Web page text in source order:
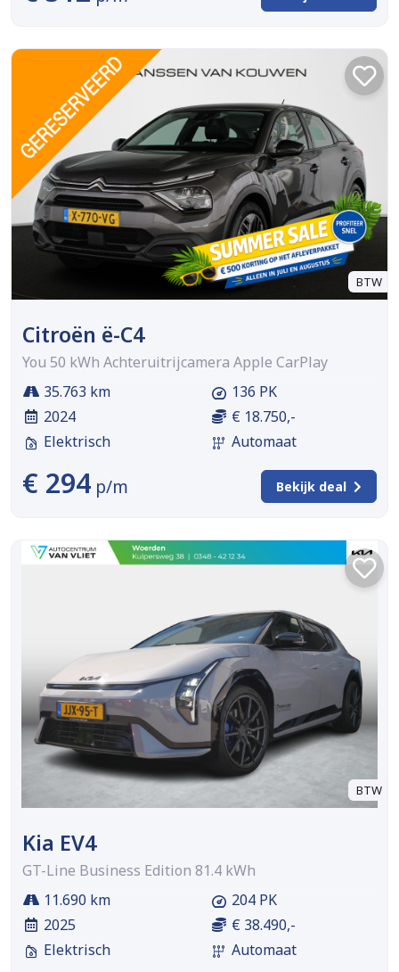
BTW
Citroën ë-C4
You 50 kWh Achteruitrijcamera Apple CarPlay
35.763 km
2024
Elektrisch
136 PK
€ 18.750,-
Automaat
€ 294 p/m Bekijk deal
BTW
Kia EV4
GT-Line Business Edition 81.4 kWh
11.690 km
2025
Elektrisch
204 PK
€ 38.490,-
Automaat